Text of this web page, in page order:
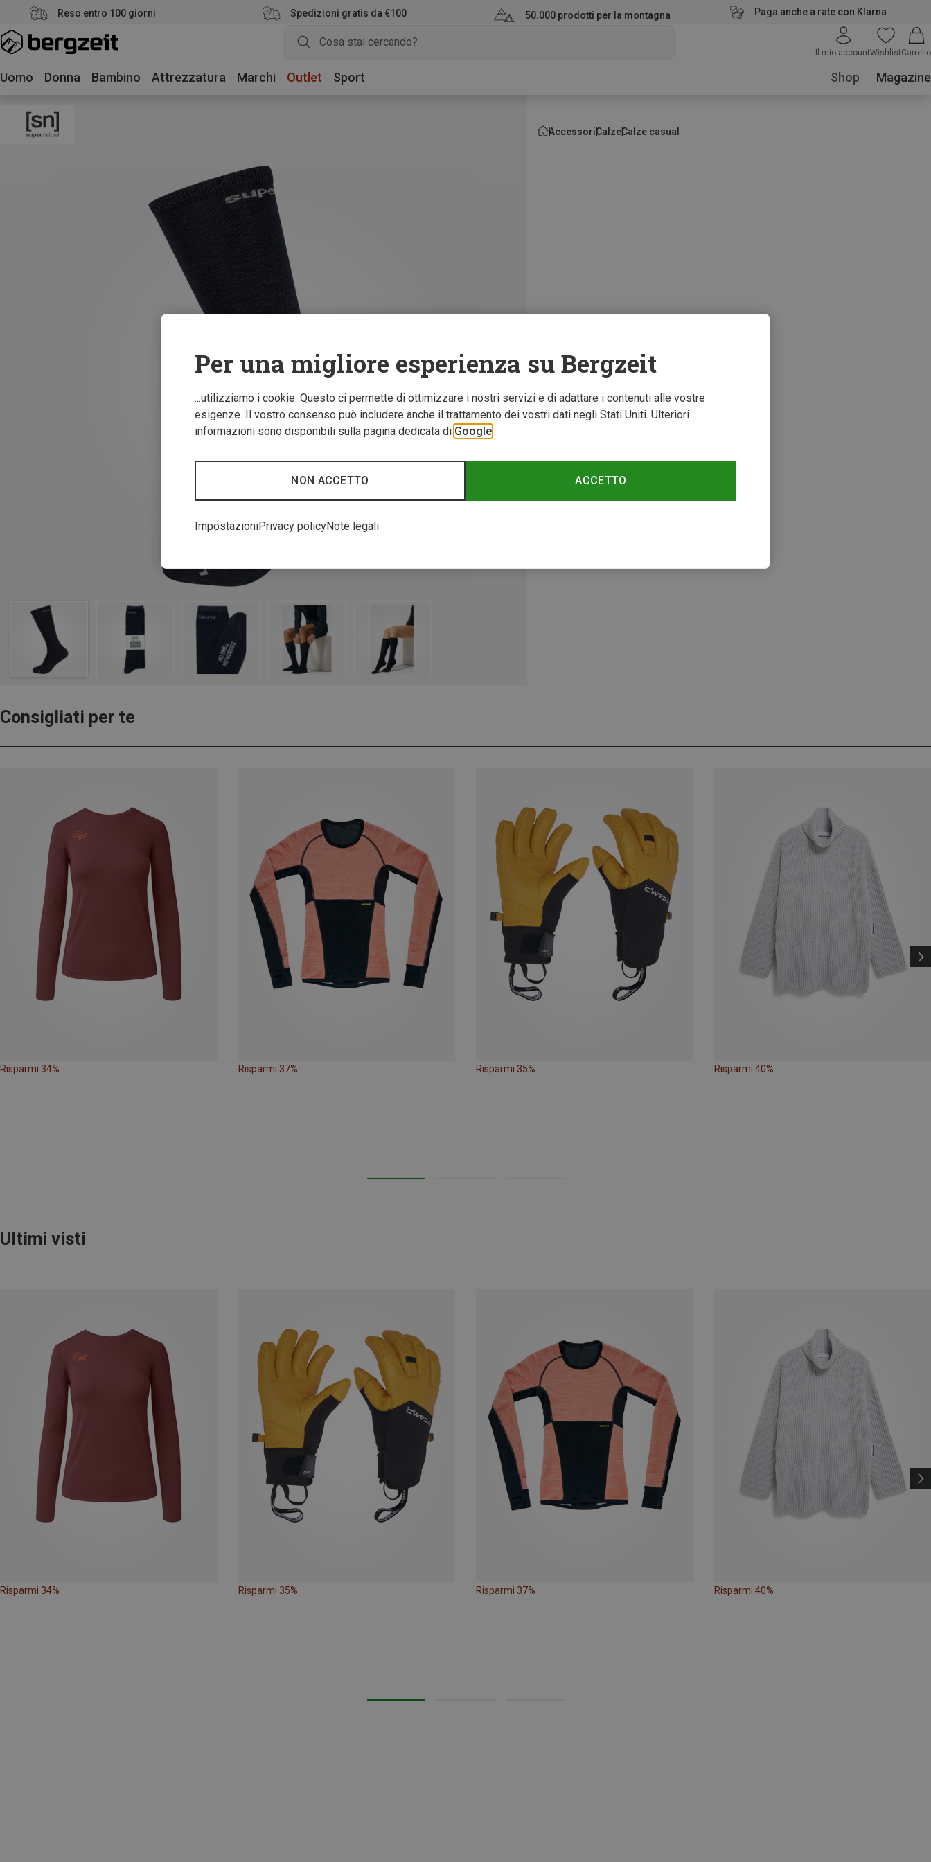
Reso entro 100 giorni Spedizioni gratis da €100 50.000 prodotti per la montagna Paga anche a rate con Klarna
Il mio accountWishlistCarrello
Uomo Donna Bambino Attrezzatura Marchi Outlet Sport Shop Magazine
AccessoriCalzeCalze casual
Consigliati per te
Risparmi 34% Risparmi 37% Risparmi 35% Risparmi 40%
Ultimi visti
Risparmi 34% Risparmi 35% Risparmi 37% Risparmi 40%
Per una migliore esperienza su Bergzeit
...utilizziamo i cookie. Questo ci permette di ottimizzare i nostri servizi e di adattare i contenuti alle vostre
esigenze. Il vostro consenso può includere anche il trattamento dei vostri dati negli Stati Uniti. Ulteriori
informazioni sono disponibili sulla pagina dedicata di Google
ACCETTO
NON ACCETTO
ImpostazioniPrivacy policyNote legali